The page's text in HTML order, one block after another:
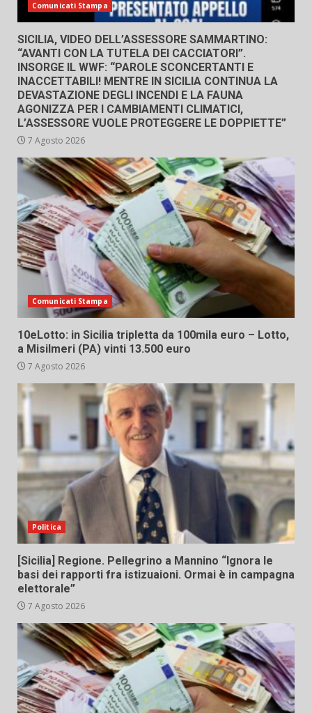
Comunicati Stampa
SICILIA, VIDEO DELL’ASSESSORE SAMMARTINO:
“AVANTI CON LA TUTELA DEI CACCIATORI”.
INSORGE IL WWF: “PAROLE SCONCERTANTI E
INACCETTABILI! MENTRE IN SICILIA CONTINUA LA
DEVASTAZIONE DEGLI INCENDI E LA FAUNA
AGONIZZA PER I CAMBIAMENTI CLIMATICI,
L’ASSESSORE VUOLE PROTEGGERE LE DOPPIETTE”
7 Agosto 2026
Comunicati Stampa
10eLotto: in Sicilia tripletta da 100mila euro – Lotto,
a Misilmeri (PA) vinti 13.500 euro
7 Agosto 2026
Politica
[Sicilia] Regione. Pellegrino a Mannino “Ignora le
basi dei rapporti fra istizuaioni. Ormai è in campagna
elettorale”
7 Agosto 2026